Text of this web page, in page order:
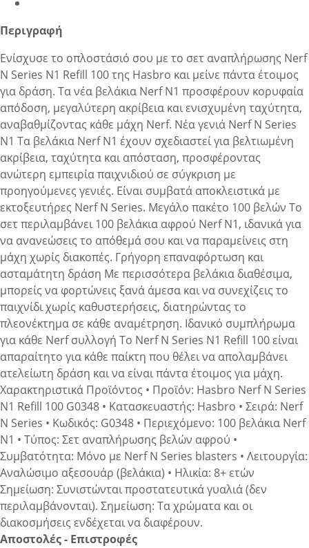
Περιγραφή
Ενίσχυσε το οπλοστάσιό σου με το σετ αναπλήρωσης Nerf
N Series N1 Refill 100 της Hasbro και μείνε πάντα έτοιμος
για δράση. Τα νέα βελάκια Nerf N1 προσφέρουν κορυφαία
απόδοση, μεγαλύτερη ακρίβεια και ενισχυμένη ταχύτητα,
αναβαθμίζοντας κάθε μάχη Nerf. Νέα γενιά Nerf N Series
N1 Τα βελάκια Nerf N1 έχουν σχεδιαστεί για βελτιωμένη
ακρίβεια, ταχύτητα και απόσταση, προσφέροντας
ανώτερη εμπειρία παιχνιδιού σε σύγκριση με
προηγούμενες γενιές. Είναι συμβατά αποκλειστικά με
εκτοξευτήρες Nerf N Series. Μεγάλο πακέτο 100 βελών Το
σετ περιλαμβάνει 100 βελάκια αφρού Nerf N1, ιδανικά για
να ανανεώσεις το απόθεμά σου και να παραμείνεις στη
μάχη χωρίς διακοπές. Γρήγορη επαναφόρτωση και
ασταμάτητη δράση Με περισσότερα βελάκια διαθέσιμα,
μπορείς να φορτώνεις ξανά άμεσα και να συνεχίζεις το
παιχνίδι χωρίς καθυστερήσεις, διατηρώντας το
πλεονέκτημα σε κάθε αναμέτρηση. Ιδανικό συμπλήρωμα
για κάθε Nerf συλλογή Το Nerf N Series N1 Refill 100 είναι
απαραίτητο για κάθε παίκτη που θέλει να απολαμβάνει
ατελείωτη δράση και να είναι πάντα έτοιμος για μάχη.
Χαρακτηριστικά Προϊόντος • Προϊόν: Hasbro Nerf N Series
N1 Refill 100 G0348 • Κατασκευαστής: Hasbro • Σειρά: Nerf
N Series • Κωδικός: G0348 • Περιεχόμενο: 100 βελάκια Nerf
N1 • Τύπος: Σετ αναπλήρωσης βελών αφρού •
Συμβατότητα: Μόνο με Nerf N Series blasters • Λειτουργία:
Αναλώσιμο αξεσουάρ (βελάκια) • Ηλικία: 8+ ετών
Σημείωση: Συνιστώνται προστατευτικά γυαλιά (δεν
περιλαμβάνονται). Σημείωση: Τα χρώματα και οι
διακοσμήσεις ενδέχεται να διαφέρουν.
Αποστολές - Επιστροφές